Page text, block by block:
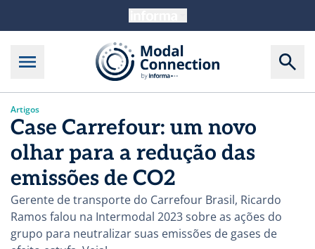
Artigos
Case Carrefour: um novo
olhar para a redução das
emissões de CO2
Gerente de transporte do Carrefour Brasil, Ricardo
Ramos falou na Intermodal 2023 sobre as ações do
grupo para neutralizar suas emissões de gases de